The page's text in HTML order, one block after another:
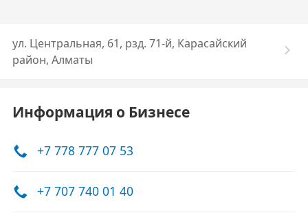
ул. ​Центральная, 61, рзд. 71-й, Карасайский
район, Алматы
Информация о Бизнесе
+7 778 777 07 53
+7 707 740 01 40